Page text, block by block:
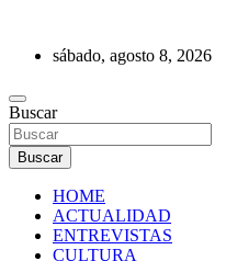
contenidosábado, agosto 8, 2026
REVISTA DE PRENSA
Buscar
Buscar
HOME
ACTUALIDAD
ENTREVISTAS
CULTURA